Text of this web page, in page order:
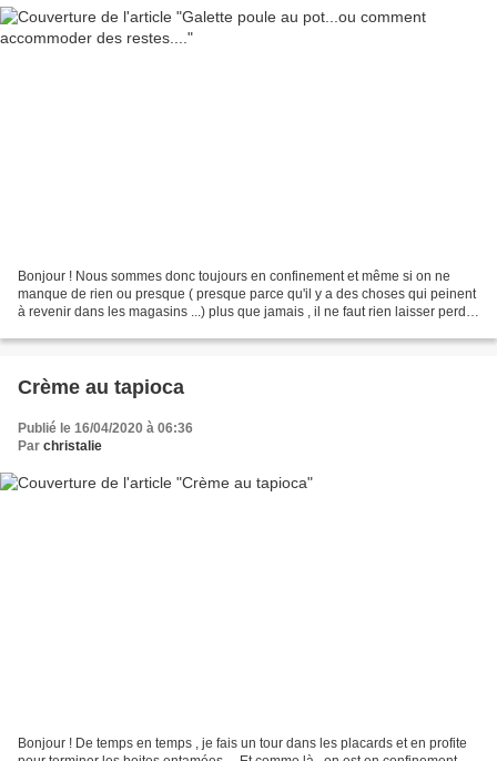
Bonjour ! Nous sommes donc toujours en confinement et même si on ne
manque de rien ou presque ( presque parce qu'il y a des choses qui peinent
à revenir dans les magasins ...) plus que jamais , il ne faut rien laisser perdre
Crème au tapioca
Publié le 16/04/2020 à 06:36
Par christalie
Bonjour ! De temps en temps , je fais un tour dans les placards et en profite